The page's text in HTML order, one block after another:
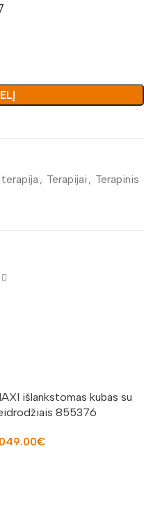
, Terapijai , Terapinis
išlankstomas kubas su
855376
€